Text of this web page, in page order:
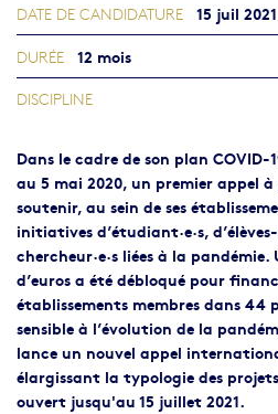
Dans le cadre de son plan COVID-
au 5 mai 2020, un premier appel
soutenir, au sein de ses
initiatives d’étudiant·e·s,
chercheur·e·s liées à la
d’euros a été débloqué pour
établissements membres dans 44
sensible à l’évolution de la
lance un nouvel appel
élargissant la typologie des
ouvert jusqu'au 15 juillet 2021.
DATE DE CANDIDATURE 15 juil 2021
DURÉE 12 mois
DISCIPLINE